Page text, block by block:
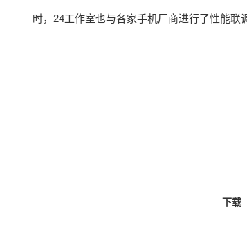
时，24工作室也与各家手机厂商进行了性能联
下载